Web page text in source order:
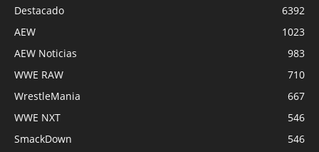
Destacado
6392
AEW
1023
AEW Noticias
983
WWE RAW
710
WrestleMania
667
WWE NXT
546
SmackDown
546